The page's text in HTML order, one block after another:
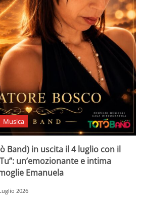
Musica
Band) in uscita il 4 luglio con il
un’emozionante e intima
Emanuela
2026